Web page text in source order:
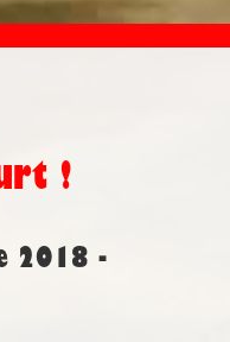
!
2018 -